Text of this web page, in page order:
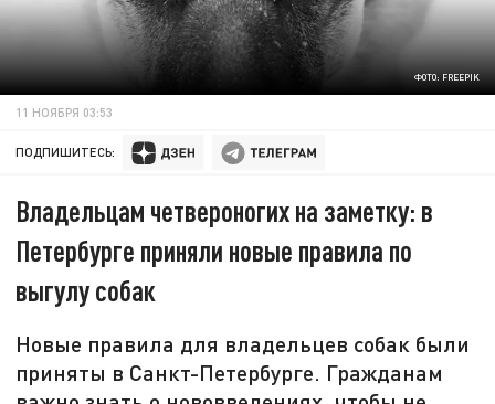
ФОТО: FREEPIK
11 НОЯБРЯ 03:53
ПОДПИШИТЕСЬ:
Владельцам четвероногих на заметку: в
Петербурге приняли новые правила по
выгулу собак
Новые правила для владельцев собак были
приняты в Санкт-Петербурге. Гражданам